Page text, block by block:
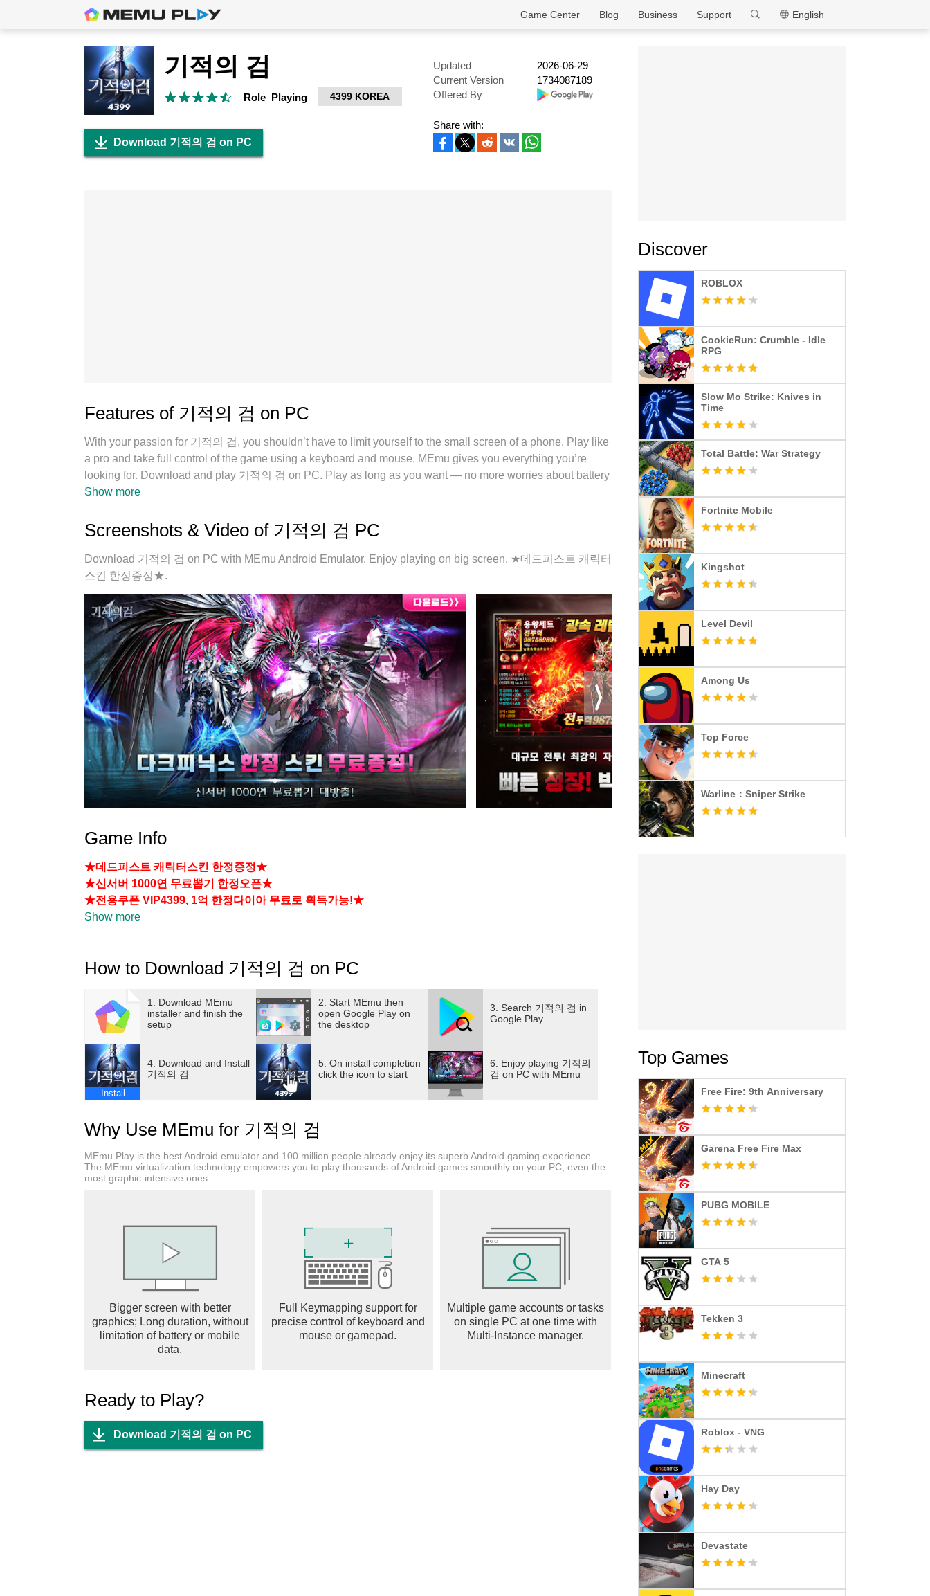
MEmu
English
Support
Business
Blog
Game Center
기적의 검
Role Playing 4399 KOREA
Updated
2026-06-29
Current Version
1734087189
Offered By
Download 기적의 검 on PC
Share with:
Features of 기적의 검 on PC
With your passion for 기적의 검, you shouldn’t have to limit yourself to the small screen of a phone. Play like
a pro and take full control of the game using a keyboard and mouse. MEmu gives you everything you’re
looking for. Download and play 기적의 검 on PC. Play as long as you want — no more worries about battery
life, mobile data, or unexpected calls. The all-new MEmu 9 is the best way to play 기적의 검 on PC. With our
manager lets you run two or more accounts on the same device at the same time. Most importantly, our
exclusive emulation engine unlocks your PC’s full potential, delivering smooth and seamless performance.
Show more
Screenshots & Video of 기적의 검 PC
Download 기적의 검 on PC with MEmu Android Emulator. Enjoy playing on big screen. ★데드피스트 캐릭터
스킨 한정증정★.
Game Info
★데드피스트 캐릭터스킨 한정증정★
★신서버 1000연 무료뽑기 한정오픈★
★전용쿠폰 VIP4399, 1억 한정다이아 무료로 획득가능!★
이 세상 편함이 아니다!
세로의 치명적인 매력
세로운 한손 액션 판타지 rpg 기적의 검
1. 이보다 편한 RPG는 없다!
- 한손 원터치 폭풍 성장과
- 각 영주 자리를 향한 대규모 연맹의 아찔한 쟁패가 시작된다!
성령 / 신병 / 마법진 / 신수 등 다채로운 육성법으로
무한한 성장의 기쁨을 느껴보세요!
4. 너와 나의 만남은 우연이 아니다!
또 하나의 소중한 인연이 당신만을 기다린다.
5. 모으고 꾸미고 성장하라!
- 일정 조건 만족시 오픈되는 서버간 통합전투를 즐겨라!
Show more
How to Download 기적의 검 on PC
1. Download MEmu
installer and finish the
setup
2. Start MEmu then
open Google Play on
the desktop
3. Search 기적의 검 in
Google Play
Install
4. Download and Install
기적의 검
5. On install completion
click the icon to start
6. Enjoy playing 기적의
검 on PC with MEmu
Why Use MEmu for 기적의 검
MEmu Play is the best Android emulator and 100 million people already enjoy its superb Android gaming experience.
The MEmu virtualization technology empowers you to play thousands of Android games smoothly on your PC, even the
most graphic-intensive ones.
Bigger screen with better
graphics; Long duration, without
limitation of battery or mobile
data.
Full Keymapping support for
precise control of keyboard and
mouse or gamepad.
Multiple game accounts or tasks
on single PC at one time with
Multi-Instance manager.
Ready to Play?
Download 기적의 검 on PC
Discover
ROBLOX
CookieRun: Crumble - Idle
RPG
Slow Mo Strike: Knives in
Time
Total Battle: War Strategy
Fortnite Mobile
Kingshot
Level Devil
Among Us
Top Force
Warline：Sniper Strike
Top Games
Free Fire: 9th Anniversary
Garena Free Fire Max
PUBG MOBILE
GTA 5
Tekken 3
Minecraft
Roblox - VNG
Hay Day
Devastate